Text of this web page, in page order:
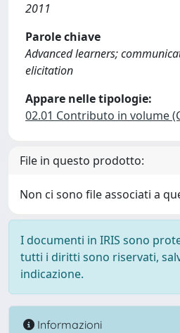
2011
Parole chiave
Advanced learners;
elicitation
Appare nelle tipologie:
02.01 Contributo in volume
File in questo prodotto:
Non ci sono file associati a
I documenti in IRIS sono
tutti i diritti sono riservati,
indicazione.
Informazioni